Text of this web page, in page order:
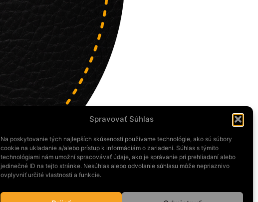
Spravovať Súhlas
Na poskytovanie tých najlepších skúseností používame technológie, ako sú súbory
cookie na ukladanie a/alebo prístup k informáciám o zariadení. Súhlas s týmito
technológiami nám umožní spracovávať údaje, ako je správanie pri prehliadaní alebo
jedinečné ID na tejto stránke. Nesúhlas alebo odvolanie súhlasu môže nepriaznivo
ovplyvniť určité vlastnosti a funkcie.